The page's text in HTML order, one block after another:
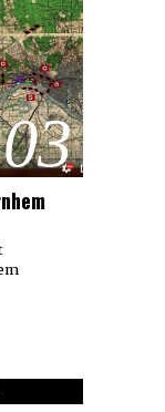
03